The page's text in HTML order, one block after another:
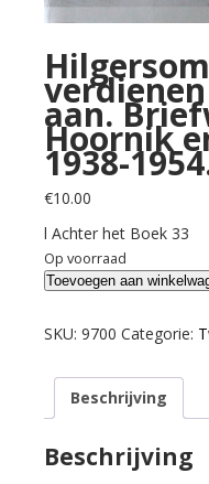
aan.
Hoornik
1938-
€10.00
l Achter het Boek 33
Op voorraad
Hilgersom
Geld
zal
er
nooit
Toevoegen aan
SKU: 9700 Categorie:
Beschrijving
Beschrijving